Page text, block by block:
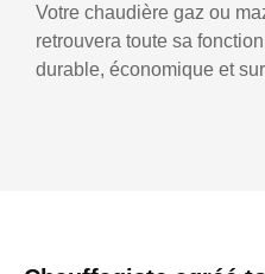
Votre chaudière gaz ou
retrouvera toute sa
durable, économique et